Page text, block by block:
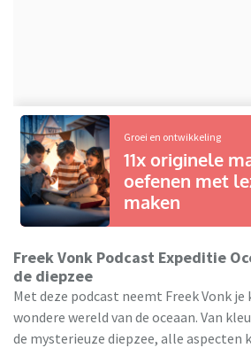
Groei en ontwikkeling
11x originele
oefenen met
maken
Freek Vonk Podcast Expeditie
de diepzee
Met deze podcast neemt Freek Vonk je
wondere wereld van de oceaan. Van
de mysterieuze diepzee, alle aspecten